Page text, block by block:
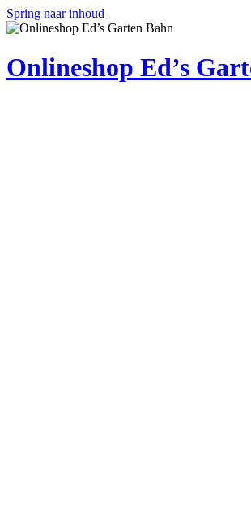
Spring naar inhoud
Onlineshop Ed’s